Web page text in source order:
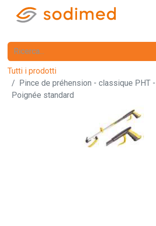
Tutti i prodotti
Pince de préhension - classique PHT
Poignée standard